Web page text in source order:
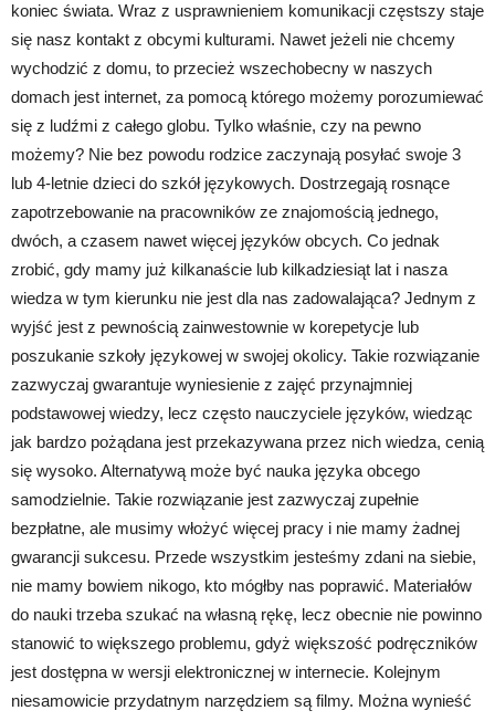
koniec świata. Wraz z usprawnieniem komunikacji częstszy staje
się nasz kontakt z obcymi kulturami. Nawet jeżeli nie chcemy
wychodzić z domu, to przecież wszechobecny w naszych
domach jest internet, za pomocą którego możemy porozumiewać
się z ludźmi z całego globu. Tylko właśnie, czy na pewno
możemy? Nie bez powodu rodzice zaczynają posyłać swoje 3
lub 4-letnie dzieci do szkół językowych. Dostrzegają rosnące
zapotrzebowanie na pracowników ze znajomością jednego,
dwóch, a czasem nawet więcej języków obcych. Co jednak
zrobić, gdy mamy już kilkanaście lub kilkadziesiąt lat i nasza
wiedza w tym kierunku nie jest dla nas zadowalająca? Jednym z
wyjść jest z pewnością zainwestownie w korepetycje lub
poszukanie szkoły językowej w swojej okolicy. Takie rozwiązanie
zazwyczaj gwarantuje wyniesienie z zajęć przynajmniej
podstawowej wiedzy, lecz często nauczyciele języków, wiedząc
jak bardzo pożądana jest przekazywana przez nich wiedza, cenią
się wysoko. Alternatywą może być nauka języka obcego
samodzielnie. Takie rozwiązanie jest zazwyczaj zupełnie
bezpłatne, ale musimy włożyć więcej pracy i nie mamy żadnej
gwarancji sukcesu. Przede wszystkim jesteśmy zdani na siebie,
nie mamy bowiem nikogo, kto mógłby nas poprawić. Materiałów
do nauki trzeba szukać na własną rękę, lecz obecnie nie powinno
stanowić to większego problemu, gdyż większość podręczników
jest dostępna w wersji elektronicznej w internecie. Kolejnym
niesamowicie przydatnym narzędziem są filmy. Można wynieść